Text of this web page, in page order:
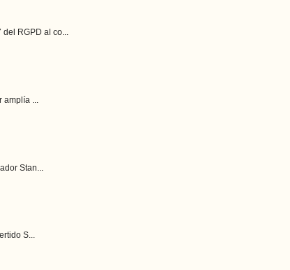
del RGPD al co...
...
Stan...
S...